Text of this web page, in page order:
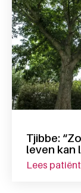
Tjibbe:
leven kan
lees